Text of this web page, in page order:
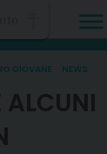
GIOVANE NEWS
ALCUNI